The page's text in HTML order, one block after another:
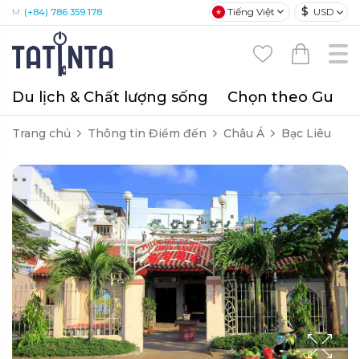
M: (+84) 786 359 178 Tiếng Việt $ USD
Du lịch & Chất lượng sống Chọn theo Gu
Trang chủ Thông tin Điểm đến Châu Á Bạc Liêu